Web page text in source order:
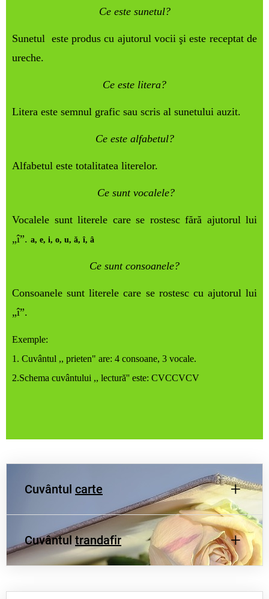
Ce este sunetul?
Sunetul este produs cu ajutorul vocii şi este receptat de
ureche.
Ce este litera?
Litera este semnul grafic sau scris al sunetului auzit.
Ce este alfabetul?
Alfabetul este totalitatea literelor.
Ce sunt vocalele?
Vocalele sunt literele care se rostesc fără ajutorul lui
„î”. a, e, i, o, u, ă, î, â
Ce sunt consoanele?
Consoanele sunt literele care se rostesc cu ajutorul lui
„î”.
Exemple:
1. Cuvântul ,, prieten" are: 4 consoane, 3 vocale.
2.Schema cuvântului ,, lectură'' este: CVCCVCV
Cuvântul carte +
Cuvântulcarteare 2 vocale și 3 consoane.
Cuvântultrandafir +
Schema cuvântuluitrandafireste: